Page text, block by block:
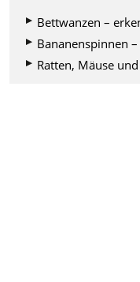
Bettwanzen –
Bananenspinnen
Ratten, Mäuse